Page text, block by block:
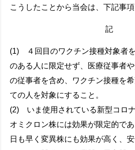
こうしたことから当会は、下記事
記
(1) ４回目のワクチン接種対象者
のある人に限定せず、医療従事者
の従事者を含め、ワクチン接種を
ての人を対象にすること。
(2) いま使用されている新型コロ
オミクロン株には効果が限定的で
日も早く変異株にも効果が高く、